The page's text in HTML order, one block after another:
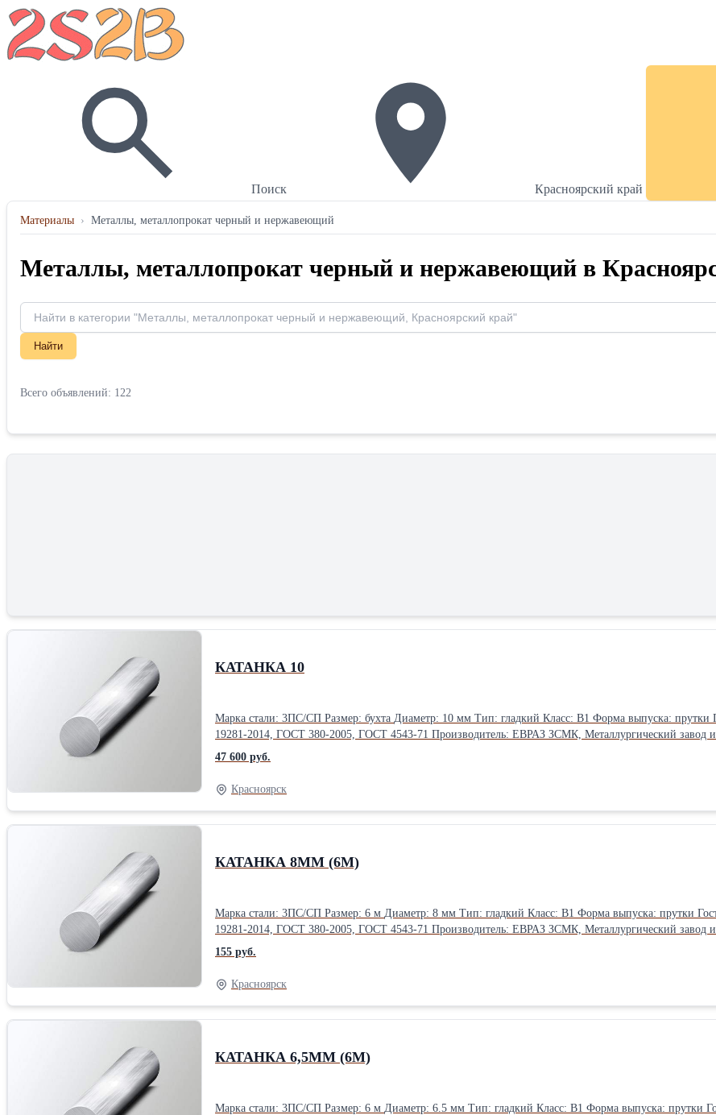
Поиск Красноярский край
Материалы › Металлы, металлопрокат черный и нержавеющий
Металлы, металлопрокат черный и нержавеющий в
Найти
Всего объявлений: 122
КАТАНКА 10
Марка стали: 3ПС/СП Размер: бухта Диаметр: 10 мм Тип: гладкий Класс: B1 Форма выпуска: прутки Гост, ТУ: ГОСТ 1050-2013, ГОСТ 2590-2006, ГОСТ 2879-2006, ГОСТ
19281-2014, ГОСТ 380-2005, ГОСТ 4543-71 Производитель: ЕВРАЗ ЗСМК,
47 600 руб.
Красноярск
КАТАНКА 8ММ (6М)
Марка стали: 3ПС/СП Размер: 6 м Диаметр: 8 мм Тип: гладкий Класс: B1 Форма выпуска: прутки Гост, ТУ: ГОСТ 1050-2013, ГОСТ 2590-2006, ГОСТ 2879-2006, ГОСТ
19281-2014, ГОСТ 380-2005, ГОСТ 4543-71 Производитель: ЕВРАЗ ЗСМК,
155 руб.
Красноярск
КАТАНКА 6,5ММ (6М)
Марка стали: 3ПС/СП Размер: 6 м Диаметр: 6.5 мм Тип: гладкий Класс: B1 Форма выпуска: прутки Гост, ТУ: ГОСТ 1050-2013, ГОСТ 2590-2006, ГОСТ 2879-2006, ГОСТ